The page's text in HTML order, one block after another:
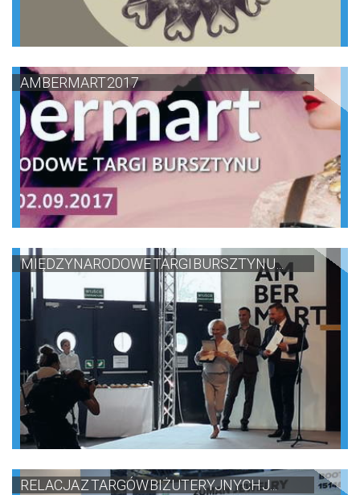
AMBERMART 2017
MIĘDZYNARODOWE TARGI BURSZTYNU ...
RELACJA Z TARGÓW BIŻUTERYJNYCH J...